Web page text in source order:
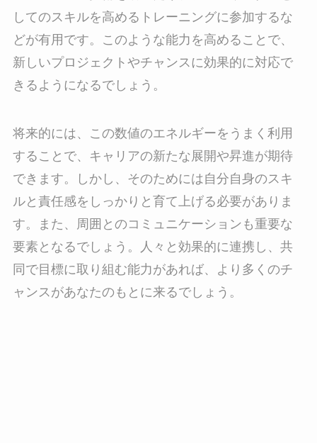
してのスキルを高めるトレーニングに参加するな
どが有用です。このような能力を高めることで、
新しいプロジェクトやチャンスに効果的に対応で
きるようになるでしょう。
将来的には、この数値のエネルギーをうまく利用
することで、キャリアの新たな展開や昇進が期待
できます。しかし、そのためには自分自身のスキ
ルと責任感をしっかりと育て上げる必要がありま
す。また、周囲とのコミュニケーションも重要な
要素となるでしょう。人々と効果的に連携し、共
同で目標に取り組む能力があれば、より多くのチ
ャンスがあなたのもとに来るでしょう。